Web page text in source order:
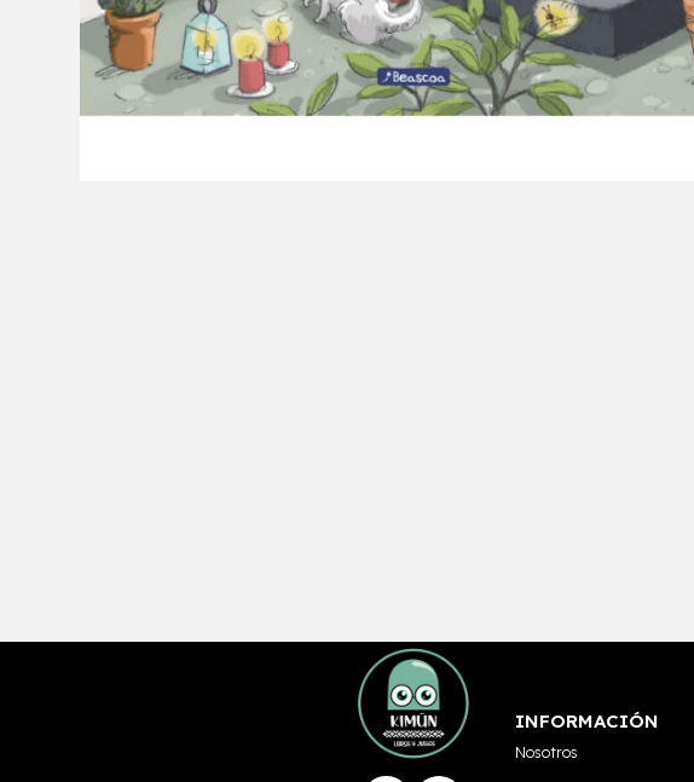
INFORMACIÓN
Nosotros